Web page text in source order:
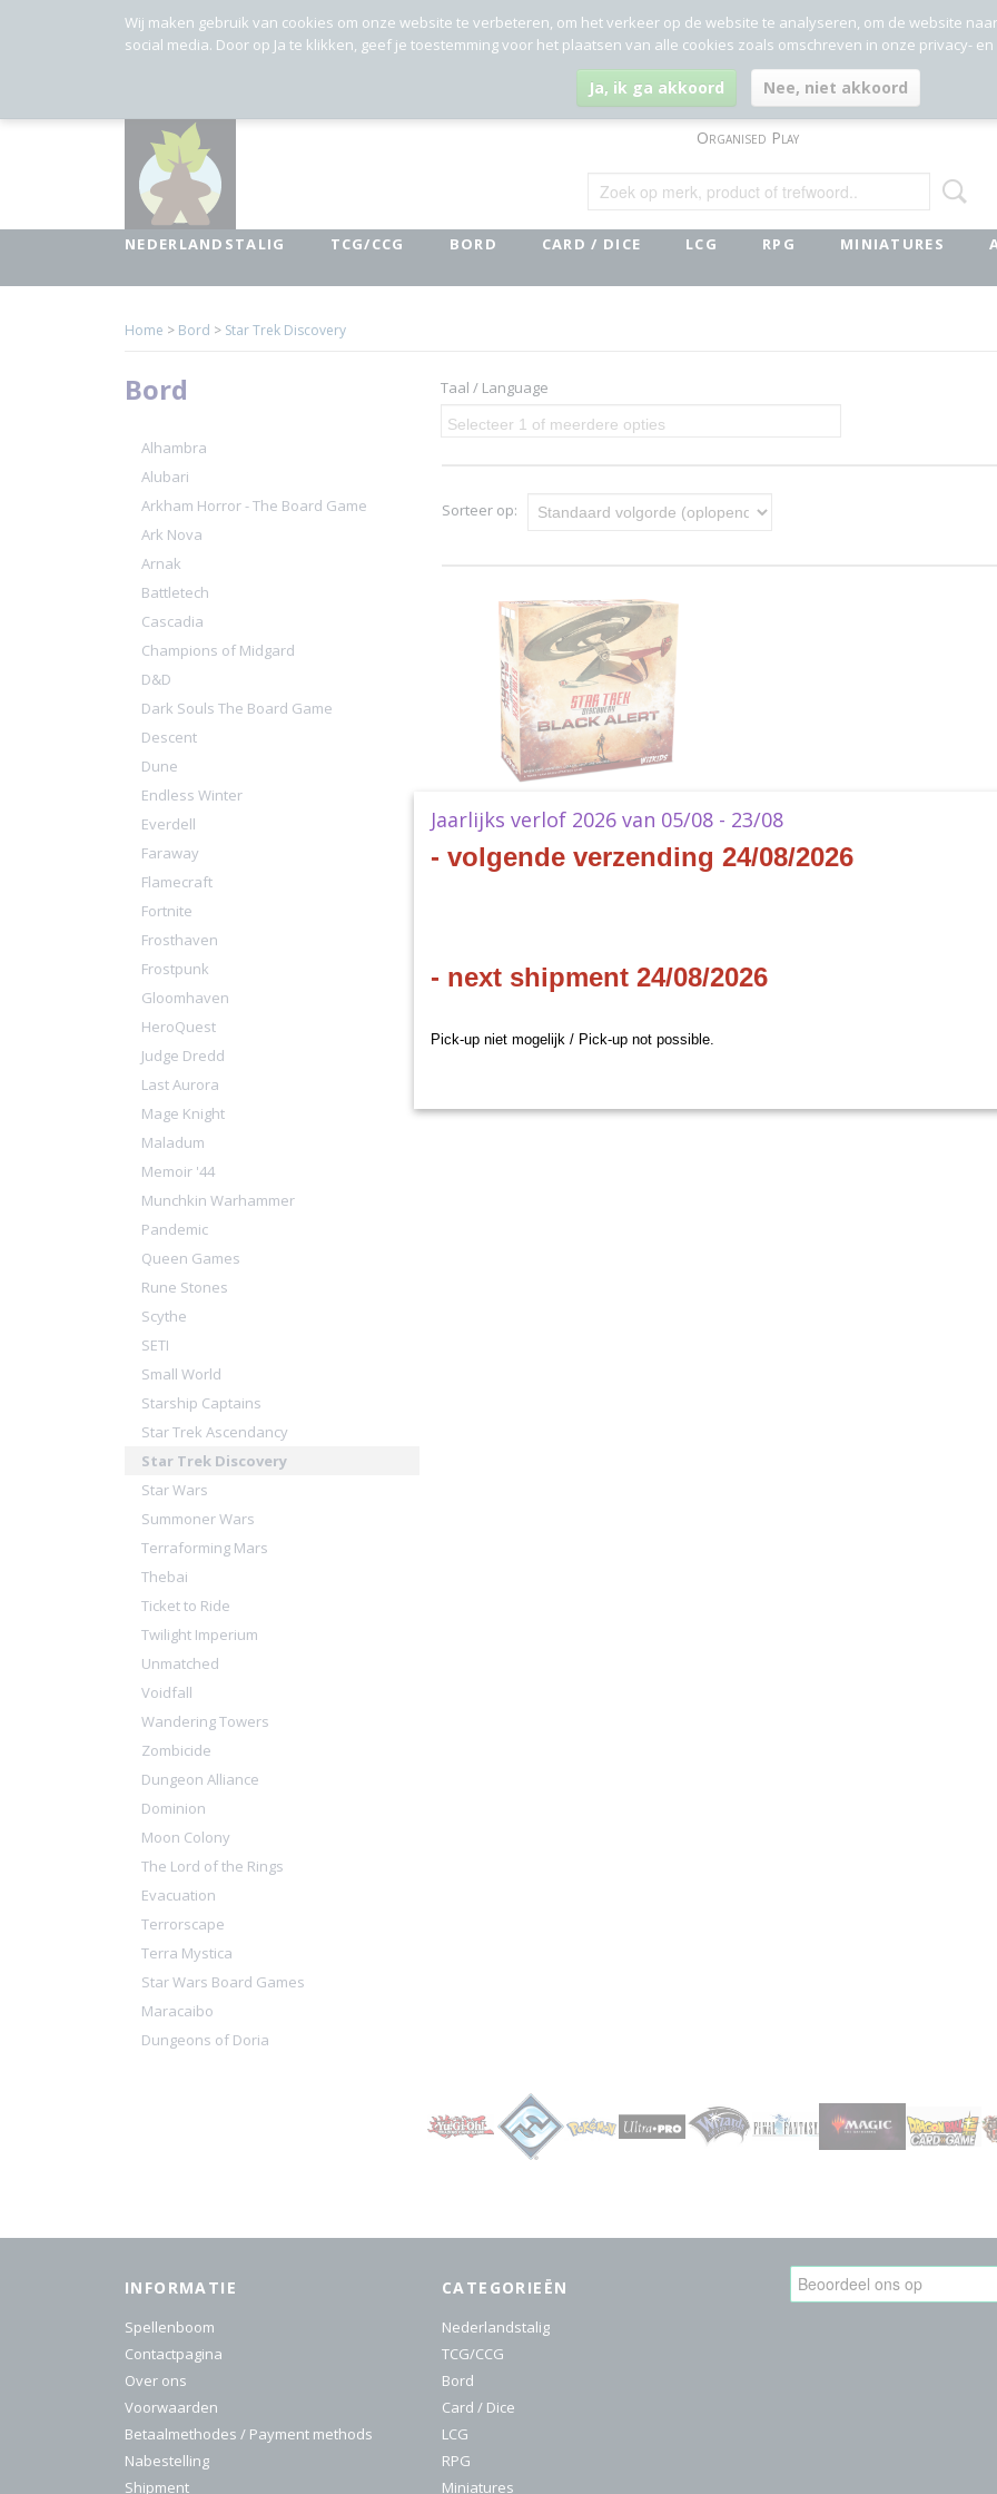
Organised Play
NEDERLANDSTALIG TCG/CCG BORD CARD / DICE LCG RPG MINIATURES
Home > Bord > Star Trek Discovery
Bord
Alhambra
Alubari
Arkham Horror - The Board Game
Ark Nova
Arnak
Battletech
Cascadia
Champions of Midgard
D&D
Dark Souls The Board Game
Descent
Dune
Endless Winter
Everdell
Faraway
Flamecraft
Fortnite
Frosthaven
Frostpunk
Gloomhaven
HeroQuest
Judge Dredd
Last Aurora
Mage Knight
Maladum
Memoir '44
Munchkin Warhammer
Pandemic
Queen Games
Rune Stones
Scythe
SETI
Small World
Starship Captains
Star Trek Ascendancy
Star Trek Discovery
Star Wars
Summoner Wars
Terraforming Mars
Thebai
Ticket to Ride
Twilight Imperium
Unmatched
Voidfall
Wandering Towers
Zombicide
Dungeon Alliance
Dominion
Moon Colony
The Lord of the Rings
Evacuation
Terrorscape
Terra Mystica
Star Wars Board Games
Maracaibo
Dungeons of Doria
Taal / Language
Selecteer 1 of meerdere opties
Sorteer op:
Star Trek Discovery - Black Alert
Star Trek Discovery - Black Alert - EN The
U.S.S. Discovery…
INFORMATIE
Spellenboom
Contactpagina
Over ons
Voorwaarden
Betaalmethodes / Payment methods
Nabestelling
Shipment
CATEGORIEËN
Nederlandstalig
TCG/CCG
Bord
Card / Dice
LCG
RPG
Miniatures
Wij maken gebruik van cookies om onze website te verbeteren, om het verkeer op de website te analyseren, om de website
social media. Door op Ja te klikken, geef je toestemming voor het plaatsen van alle cookies zoals omschreven in onze privacy-
Ja, ik ga akkoord Nee, niet akkoord
Jaarlijks verlof 2026 van 05/08 - 23/08
- volgende verzending 24/08/2026
- next shipment 24/08/2026
Pick-up niet mogelijk / Pick-up not possible.